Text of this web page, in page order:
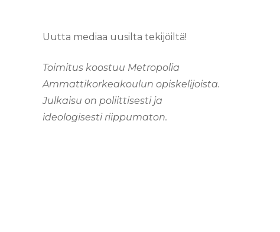
Uutta mediaa uusilta tekijöiltä!
Toimitus koostuu Metropolia
Ammattikorkeakoulun opiskelijoista.
Julkaisu on poliittisesti ja
ideologisesti riippumaton.